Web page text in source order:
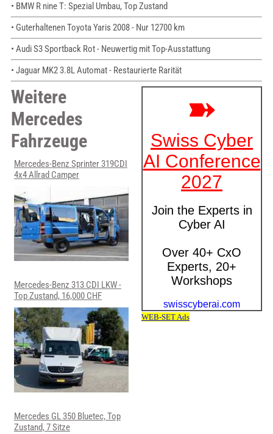
• BMW R nine T: Spezial Umbau, Top Zustand
• Guterhaltenen Toyota Yaris 2008 - Nur 12700 km
• Audi S3 Sportback Rot - Neuwertig mit Top-Ausstattung
• Jaguar MK2 3.8L Automat - Restaurierte Rarität
Weitere
Mercedes
Fahrzeuge
Mercedes-Benz Sprinter 319CDI
4x4 Allrad Camper
Mercedes-Benz 313 CDI LKW -
Top Zustand, 16,000 CHF
Mercedes GL 350 Bluetec, Top
Zustand, 7 Sitze